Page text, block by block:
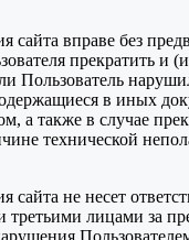
сайта вправе без
прекратить и
Пользователь
в иных
а также в случае
технической
сайта не несет
третьими лицами за